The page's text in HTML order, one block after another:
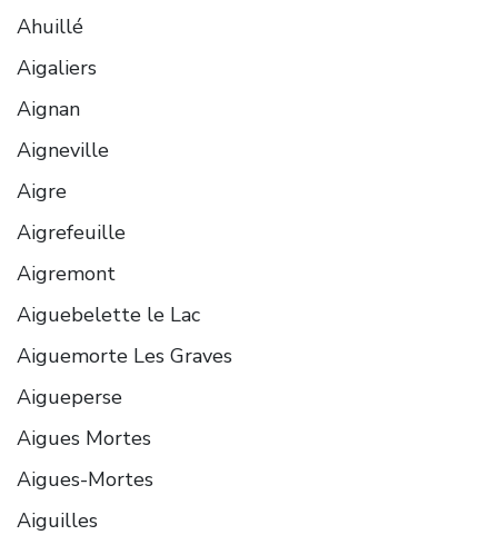
Ahuillé
Aigaliers
Aignan
Aigneville
Aigre
Aigrefeuille
Aigremont
Aiguebelette le Lac
Aiguemorte Les Graves
Aigueperse
Aigues Mortes
Aigues-Mortes
Aiguilles